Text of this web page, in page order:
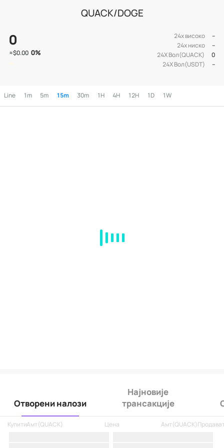
QUACK/DOGE
0
≈$0.00 0%
24х високо
--
24х ниско
--
24Х Вол(QUACK)
0
24Х Вол(USDT)
--
Line 1m 5m 15m 30m 1H 4H 12H 1D 1W
Отворени налози
Најновије
трансакције
КупитиАмт (QUACK) Цена Амт (QUACK)